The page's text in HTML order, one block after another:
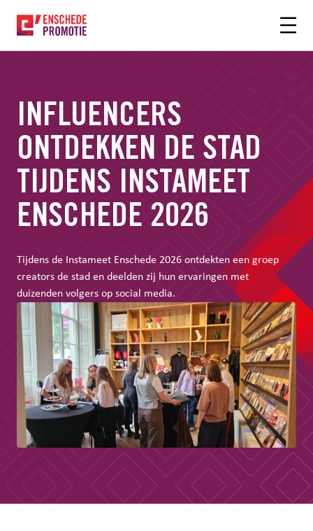
INFLUENCERS
ONTDEKKEN DE STAD
TIJDENS INSTAMEET
ENSCHEDE 2026
Tijdens de Instameet Enschede 2026 ontdekten een groep
creators de stad en deelden zij hun ervaringen met
duizenden volgers op social media.